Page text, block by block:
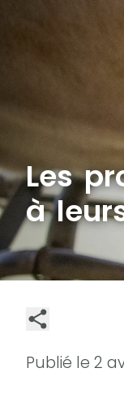
Les
à
Publié le 2